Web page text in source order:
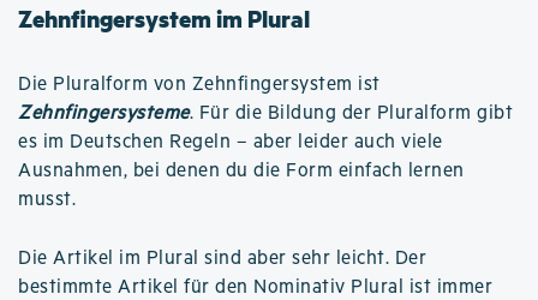
Zehnfingersystem im Plural
Die Pluralform von Zehnfingersystem ist
Zehnfingersysteme. Für die Bildung der Pluralform gibt
es im Deutschen Regeln – aber leider auch viele
Ausnahmen, bei denen du die Form einfach lernen
musst.
Die Artikel im Plural sind aber sehr leicht. Der
bestimmte Artikel für den Nominativ Plural ist immer